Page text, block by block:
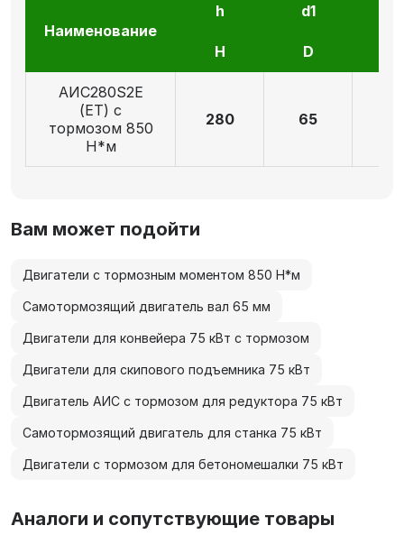
Наименование
h d1
H D
AИC280S2Е
(ET) с
тормозом 850
Н*м
280 65
Вам может подойти
Двигатели с тормозным моментом 850 Н*м
Самотормозящий двигатель вал 65 мм
Двигатели для конвейера 75 кВт с тормозом
Двигатели для скипового подъемника 75 кВт
Двигатель АИС с тормозом для редуктора 75 кВт
Самотормозящий двигатель для станка 75 кВт
Двигатели с тормозом для бетономешалки 75 кВт
Аналоги и сопутствующие товары